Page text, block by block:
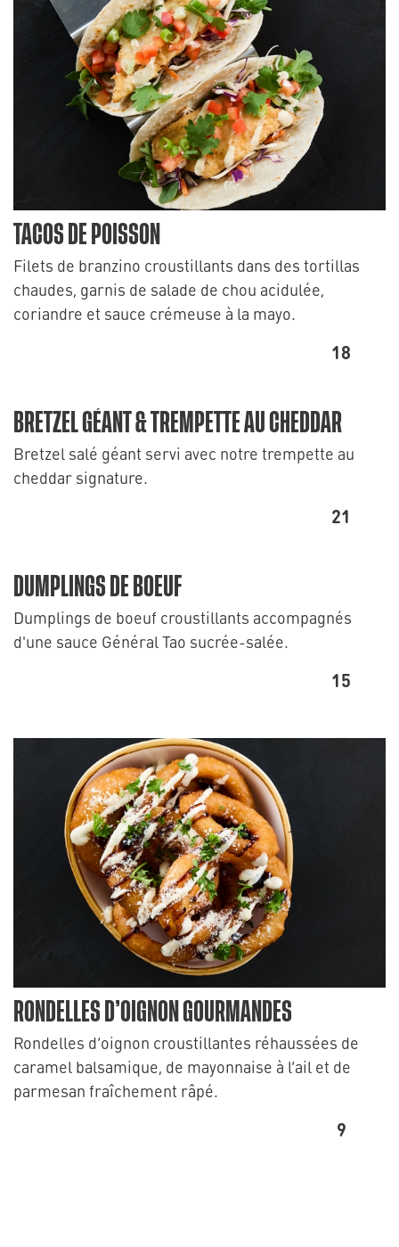
TACOS DE POISSON
Filets de branzino croustillants dans des tortillas
chaudes, garnis de salade de chou acidulée,
coriandre et sauce crémeuse à la mayo.
18
BRETZEL GÉANT & TREMPETTE AU CHEDDAR
Bretzel salé géant servi avec notre trempette au
cheddar signature.
21
DUMPLINGS DE BOEUF
Dumplings de boeuf croustillants accompagnés
d'une sauce Général Tao sucrée-salée.
15
RONDELLES D’OIGNON GOURMANDES
Rondelles d’oignon croustillantes réhaussées de
caramel balsamique, de mayonnaise à l’ail et de
parmesan fraîchement râpé.
9